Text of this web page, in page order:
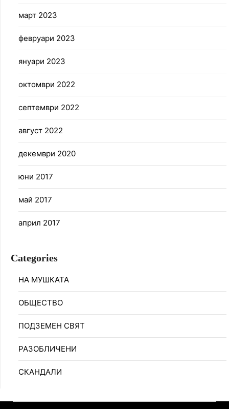
март 2023
февруари 2023
януари 2023
октомври 2022
септември 2022
август 2022
декември 2020
юни 2017
май 2017
април 2017
Categories
НА МУШКАТА
ОБЩЕСТВО
ПОДЗЕМЕН СВЯТ
РАЗОБЛИЧЕНИ
СКАНДАЛИ